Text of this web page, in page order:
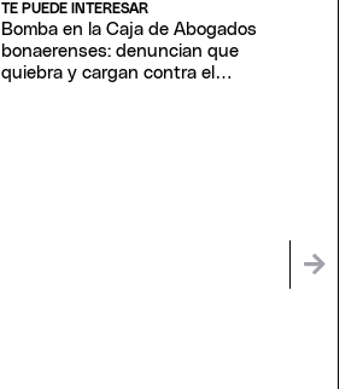
TE PUEDE INTERESAR
Bomba en la Caja de Abogados
bonaerenses: denuncian que
quiebra y cargan contra el